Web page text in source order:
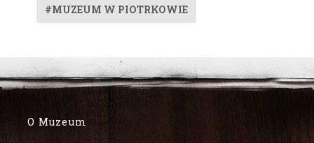
#MUZEUM W PIOTRKOWIE
O Muzeum